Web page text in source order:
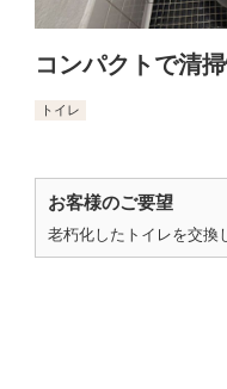
コンパクトで清
トイレ
お客様のご要望
老朽化したトイレを交換